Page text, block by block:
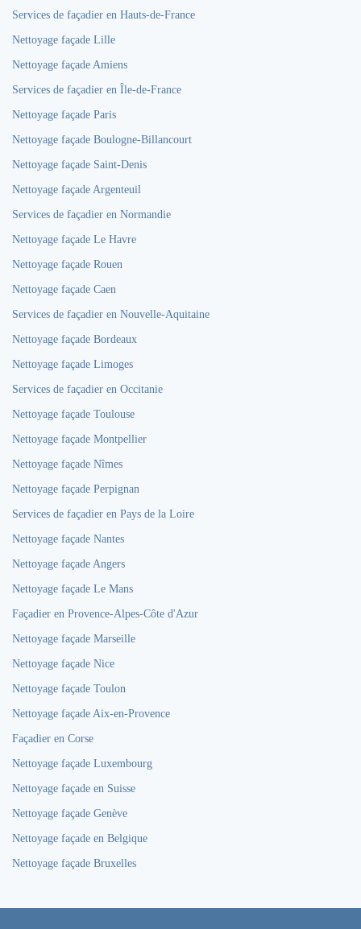
Services de façadier en Hauts-de-France
Nettoyage façade Lille
Nettoyage façade Amiens
Services de façadier en Île-de-France
Nettoyage façade Paris
Nettoyage façade Boulogne-Billancourt
Nettoyage façade Saint-Denis
Nettoyage façade Argenteuil
Services de façadier en Normandie
Nettoyage façade Le Havre
Nettoyage façade Rouen
Nettoyage façade Caen
Services de façadier en Nouvelle-Aquitaine
Nettoyage façade Bordeaux
Nettoyage façade Limoges
Services de façadier en Occitanie
Nettoyage façade Toulouse
Nettoyage façade Montpellier
Nettoyage façade Nîmes
Nettoyage façade Perpignan
Services de façadier en Pays de la Loire
Nettoyage façade Nantes
Nettoyage façade Angers
Nettoyage façade Le Mans
Façadier en Provence-Alpes-Côte d'Azur
Nettoyage façade Marseille
Nettoyage façade Nice
Nettoyage façade Toulon
Nettoyage façade Aix-en-Provence
Façadier en Corse
Nettoyage façade Luxembourg
Nettoyage façade en Suisse
Nettoyage façade Genève
Nettoyage façade en Belgique
Nettoyage façade Bruxelles